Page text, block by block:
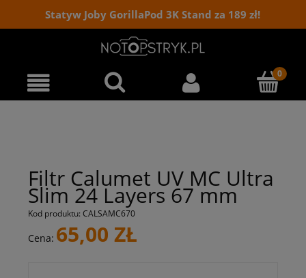
Statyw Joby GorillaPod 3K Stand za 189 zł!
Filtr Calumet UV MC Ultra
Slim 24 Layers 67 mm
Kod produktu: CALSAMC670
Cena: 65,00 ZŁ